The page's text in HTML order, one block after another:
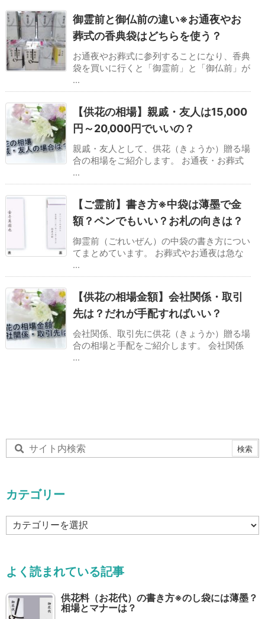
御霊前と御仏前の違い※お通夜やお
葬式の香典袋はどちらを使う？
お通夜やお葬式に参列することになり、香典
袋を買いに行くと「御霊前」と「御仏前」が
...
【供花の相場】親戚・友人は15,000
円～20,000円でいいの？
親戚・友人として、供花（きょうか）贈る場
合の相場をご紹介します。 お通夜・お葬式
...
【ご霊前】書き方※中袋は薄墨で金
額？ペンでもいい？お札の向きは？
御霊前（ごれいぜん）の中袋の書き方につい
てまとめています。 お葬式やお通夜は急な
...
【供花の相場金額】会社関係・取引
先は？だれが手配すればいい？
会社関係、取引先に供花（きょうか）贈る場
合の相場と手配をご紹介します。 会社関係
...
カテゴリー
カ
テ
ー
よく読まれている記事
供花料（お花代）の書き方※のし袋には薄墨？
相場とマナーは？